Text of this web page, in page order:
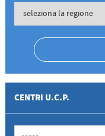
CENTRI U.C.P.